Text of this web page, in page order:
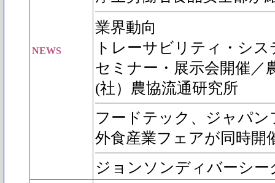
NEWS
業界動向
トレーサビリティ・シ
セミナー・展示会開催／
(社）農協流通研究所
フードテック、ジャパン
外食産業フェアが同時開
ジョンソンディバーシー